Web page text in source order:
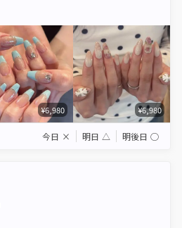
¥6,980 ¥6,980
今日 × 明日 △ 明後日 ◯